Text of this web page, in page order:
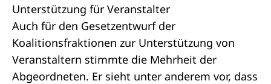
Unterstützung für Veranstalter
Auch für den Gesetzentwurfder
Koalitionsfraktionen zur Unterstützung von
Veranstaltern stimmte die Mehrheit der
Abgeordneten. Er sieht unter anderem vor, dass